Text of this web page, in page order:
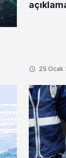
25 Ocak